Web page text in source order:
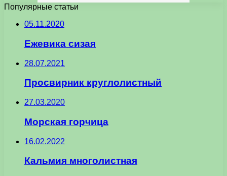
Популярные статьи
05.11.2020
Ежевика сизая
28.07.2021
Просвирник круглолистный
27.03.2020
Морская горчица
16.02.2022
Кальмия многолистная